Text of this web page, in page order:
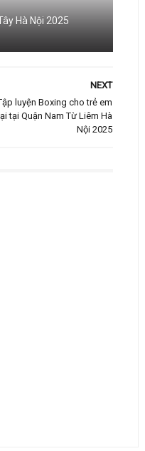
Hà Nội 2025
NEXT
luyện Boxing cho trẻ em
tại Quận Nam Từ Liêm Hà
Nội 2025